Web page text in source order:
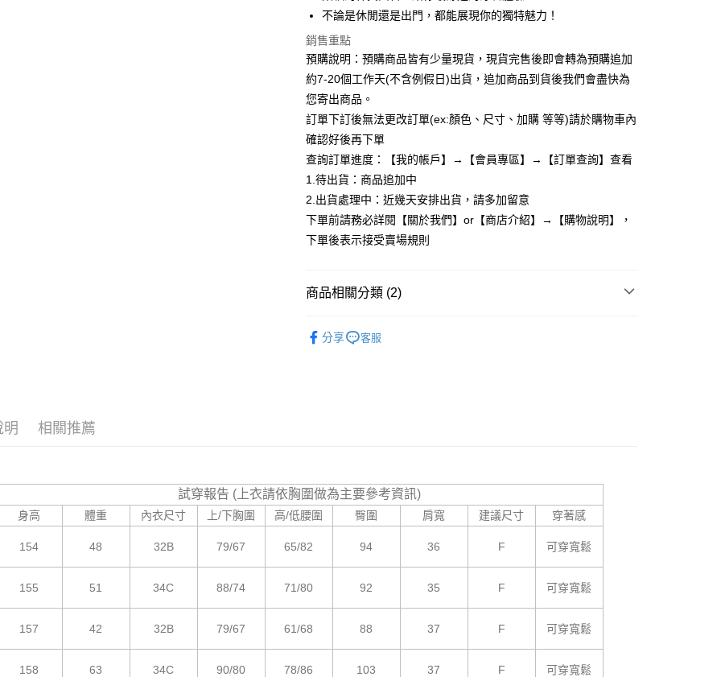
悠遊付
Google Pay
全支付
AFTEE先享後付
相關說明
【關於「AFTEE先享後付」】
AFTEE先享後付是「在收到商品之後才付款」的支付方式。 讓您購物簡單
便利好安心！
１．簡單：不需註冊會員、不需綁卡、不需儲值。
２．便利：只要手機號碼，簡訊認證，即可結帳。
３．安心：先確認商品／服務後，再付款。
【「AFTEE先享後付」結帳流程】
２．訂單成立數日內，您將收到繳費通知簡訊。
３．收到繳費通知簡訊後14天內，點擊此簡訊中的連結，可透過四大超商
※ 請注意：結帳手續完成當下不需立刻繳費，但若您需要取消訂單，請聯
絡購買商品的店家。未經商家同意取消之訂單仍視為有效，需透過AFTEE
２．關於個人資料處理事宜，請瀏覽以下網址：
https://aftee.tw/terms/#terms3
３．未成年的使用者請事先徵得法定代理人或監護人之同意方可使用
結果請求用戶進行身份認證。
５．嚴禁一人註冊多個帳號或使用他人資訊註冊。若發現惡意使用之情
形，恩沛科技股份有限公司將有權停止該用戶之使用額度並採取法律行
ATM付款
運送方式
全家付款取貨
付款後全家取貨
7-11付款取貨
海外宅配
不論是休閒還是出門，都能展現你的獨特魅力！
銷售重點
預購說明：預購商品皆有少量現貨，現貨完售後即會轉為預購追加
約7-20個工作天(不含例假日)出貨，追加商品到貨後我們會盡快為
您寄出商品。
訂單下訂後無法更改訂單(ex:顏色、尺寸、加購 等等)請於購物車內
確認好後再下單
查詢訂單進度：【我的帳戶】→【會員專區】→【訂單查詢】查看
1.待出貨：商品追加中
2.出貨處理中：近幾天安排出貨，請多加留意
下單前請務必詳閱【關於我們】or【商店介紹】→【購物說明】，
下單後表示接受賣場規則
商品相關分類 (2)
分享 客服
明 相關推薦
試穿報告 (上衣請依胸圍做為主要參考資訊)
身高 體重 內衣尺寸 上/下胸圍 高/低腰圍 臀圍 肩寬 建議尺寸 穿著感
154 48 32B 79/67 65/82 94 36 F 可穿寬鬆
155 51 34C 88/74 71/80 92 35 F 可穿寬鬆
157 42 32B 79/67 61/68 88 37 F 可穿寬鬆
158 63 34C 90/80 78/86 103 37 F 可穿寬鬆